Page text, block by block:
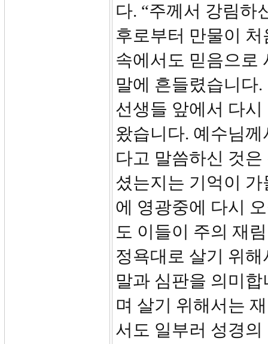
다. “주께서 강림하
후로부터 만물이
속에서도 믿음으로
말에 흔들렸습니다
선생들 앞에서 다
왔습니다. 예수님
다고 말씀하신 것
셨는지는 기억이
에 영광중에 다시
도 이들이 주의 재
정욕대로 살기 위
말과 심판을 의미
며 살기 위해서는
서도 일부러 성경